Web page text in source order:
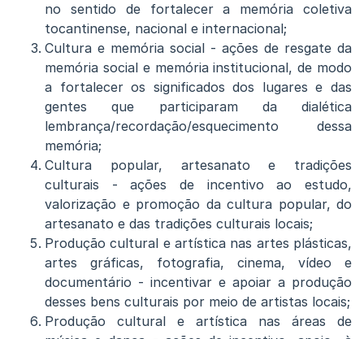
no sentido de fortalecer a memória coletiva
tocantinense, nacional e internacional;
Cultura e memória social - ações de resgate da
memória social e memória institucional, de modo
a fortalecer os significados dos lugares e das
gentes que participaram da dialética
lembrança/recordação/esquecimento dessa
memória;
Cultura popular, artesanato e tradições
culturais - ações de incentivo ao estudo,
valorização e promoção da cultura popular, do
artesanato e das tradições culturais locais;
Produção cultural e artística nas artes plásticas,
artes gráficas, fotografia, cinema, vídeo e
documentário - incentivar e apoiar a produção
desses bens culturais por meio de artistas locais;
Produção cultural e artística nas áreas de